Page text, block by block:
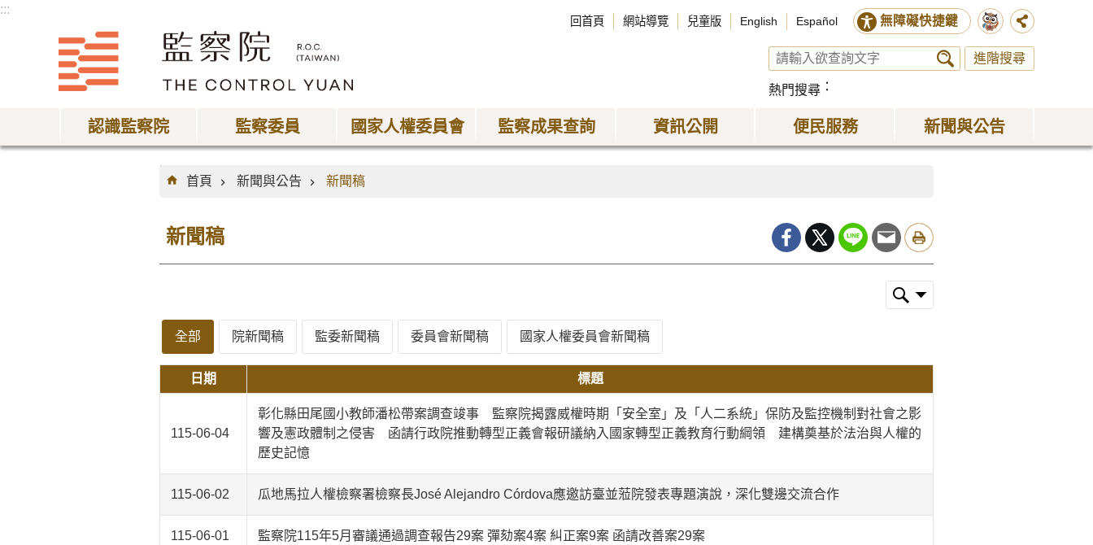
:::
回首頁 網站導覽 兒童版 English Español 無障礙快捷鍵
進階搜尋
熱門搜尋
認識監察院 監察委員 國家人權委員會 監察成果查詢 資訊公開 便民服務 新聞與公告
:::
首頁
新聞與公告 新聞稿
新聞稿
全部 院新聞稿 監委新聞稿 委員會新聞稿 國家人權委員會新聞稿
日期 標題
115-06-04
彰化縣田尾國小教師潘松帶案調查竣事 監察院揭露威權時期「安全室」及「人二系統」保防及監控機制對社會之影
響及憲政體制之侵害 函請行政院推動轉型正義會報研議納入國家轉型正義教育行動綱領 建構奠基於法治與人權的
歷史記憶
115-06-02 瓜地馬拉人權檢察署檢察長José Alejandro Córdova應邀訪臺並蒞院發表專題演說，深化雙邊交流合作
115-06-01 監察院115年5月審議通過調查報告29案 彈劾案4案 糾正案9案 函請改善案29案